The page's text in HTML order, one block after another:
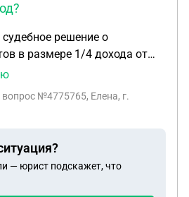
решение о
в размере 1/4 дохода от
способами скрывал
21.03.2018г. было
в суд. На заседание
никто не явился и
решение суда.
вопрос №4775765, Елена, г.
— юрист подскажет, что